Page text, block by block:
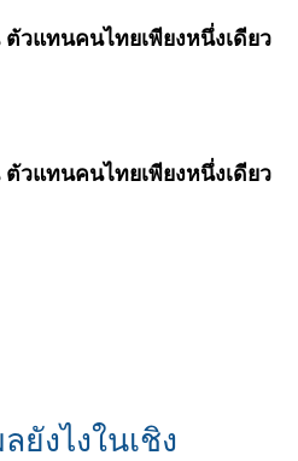
วแทนคนไทยเพียงหนึ่งเดียว
วแทนคนไทยเพียงหนึ่งเดียว
ยังไงในเชิง